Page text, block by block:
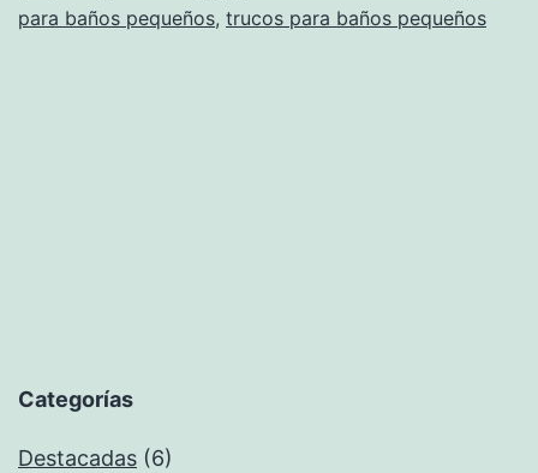
para baños pequeños, trucos para baños pequeños
Categorías
Destacadas (6)